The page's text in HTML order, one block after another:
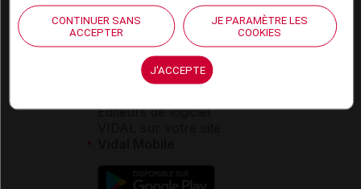
Service client
Contact
Espace partenaires
Éditeurs de logiciel
CONTINUER SANS
ACCEPTER
JE PARAMÈTRE LES
COOKIES
J'ACCEPTE